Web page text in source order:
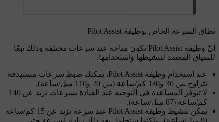
نطاق السرعة الخاص بوظيفة Pilot Assist
إنّ وظيفة Pilot Assist تكون متاحة عند سرعات مختلفة وذلك تبعًا
للسياق المعتمد لتنشيطها واستخدامها.
عند استخدام وظيفة Pilot Assist، يمكنك ضبط سرعات مستهدفة
تتراوح بين 30 و180 كم/ساعة (بين 20 و110 ميل/ساعة).
لا تتوفر المساعدة في التوجيه عند القيادة بسرعات تزيد عن 140
كم/ساعة (87 ميل/ساعة).
يمكن تنشيط وظيفة Pilot Assist عند سرعة تزيد عن 15 كم/ساعة